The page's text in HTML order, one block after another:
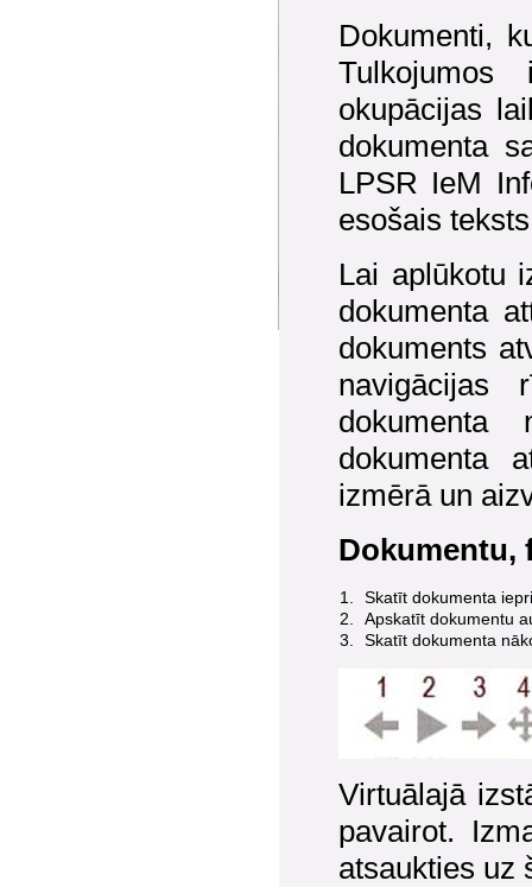
Dokumenti,
Tulkojumos
okupācijas
dokumenta
LPSR IeM
esošais
Lai aplūkotu
dokumenta
dokuments
navigācijas
dokumenta
dokumenta
izmērā un
Dokumentu,
1.
Skatīt dokumenta
2.
Apskatīt dokumentu
3.
Skatīt dokumenta
Virtuālajā
pavairot.
atsaukties uz